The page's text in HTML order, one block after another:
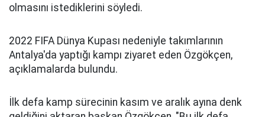
olmasını istediklerini söyledi.
2022 FIFA Dünya Kupası nedeniyle takımlarının
Antalya'da yaptığı kampı ziyaret eden Özgökçen,
açıklamalarda bulundu.
İlk defa kamp sürecinin kasım ve aralık ayına denk